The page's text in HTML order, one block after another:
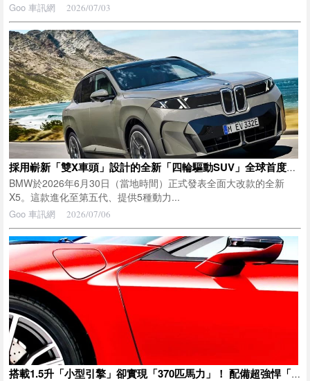
Goo 車訊網 2026/07/03
採用嶄新「雙X車頭」設計的全新「四輪驅動SUV」全球首度亮相！ 擁有車寬2公尺的霸氣車身，首度提供「5種動力系統」！ 還有與Toyota合作開發的車型，全新BMW「X5」正式登場
BMW於2026年6月30日（當地時間）正式發表全面大改款的全新
X5。這款進化至第五代、提供5種動力...
Goo 車訊網 2026/07/06
搭載1.5升「小型引擎」卻實現「370匹馬力」！ 配備超強悍「渦輪」的「異端跑車」！ 擁有大幅開啟的「驚人車門」等獨特設計，BMW「i8」受到高度關注！